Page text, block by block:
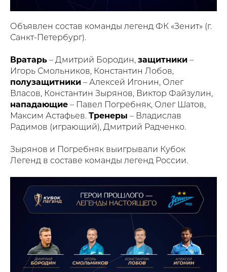
Объявлен состав команды легенд ФК «Зенит» (г.
Санкт-Петербург).
Вратарь – Дмитрий Бородин, защитники –
Игорь Смольников, Константин Лобов,
полузащитники – Алексей Игонин, Олег
Власов, Константин Зырянов, Виктор Файзулин,
нападающие – Павел Погребняк, Олег Шатов,
Максим Астафьев. Тренеры – Владислав
Радимов (играющий), Дмитрий Радченко.
Зырянов и Погребняк выигрывали Кубок
Легенд в составе команды легенд России.